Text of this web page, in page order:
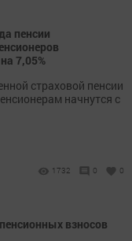
пенсии
7,05%
страховой пенсии
начнутся с
1732 0 0
взносов